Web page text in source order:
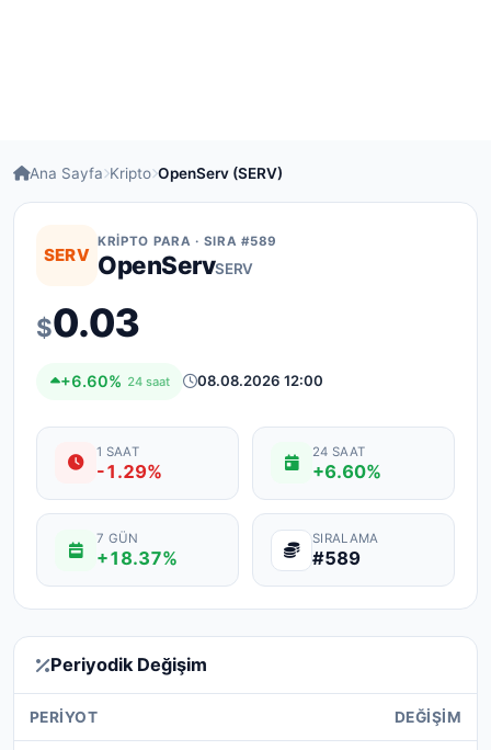
Ana Sayfa Kripto OpenServ (SERV)
SERV
KRIPTO PARA · SIRA #589
OpenServSERV
$0.03
+6.60% 24 saat 08.08.2026 12:00
1 SAAT
-1.29%
24 SAAT
+6.60%
7 GÜN
+18.37%
SIRALAMA
#589
Periyodik Değişim
PERIYOT DEĞIŞIM